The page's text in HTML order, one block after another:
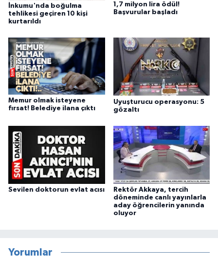
İnkumu'nda boğulma
tehlikesi geçiren 10 kişi
kurtarıldı
1,7 milyon lira ödül!
Başvurular başladı
Memur olmak isteyene
fırsat! Belediye ilana çıktı
Uyuşturucu operasyonu: 5
gözaltı
Sevilen doktorun evlat acısı
Rektör Akkaya, tercih
döneminde canlı yayınlarla
aday öğrencilerin yanında
oluyor
Yorumlar